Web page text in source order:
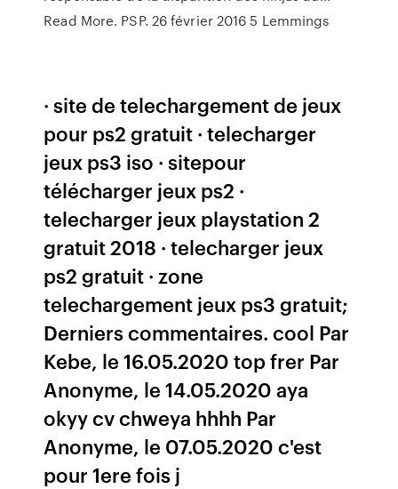
Read More. PSP. 26 février 2016 5 Lemmings
· site de telechargement de jeux
pour ps2 gratuit · telecharger
jeux ps3 iso · sitepour
télécharger jeux ps2 ·
telecharger jeux playstation 2
gratuit 2018 · telecharger jeux
ps2 gratuit · zone
telechargement jeux ps3 gratuit;
Derniers commentaires. cool Par
Kebe, le 16.05.2020 top frer Par
Anonyme, le 14.05.2020 aya
okyy cv chweya hhhh Par
Anonyme, le 07.05.2020 c'est
pour 1ere fois j